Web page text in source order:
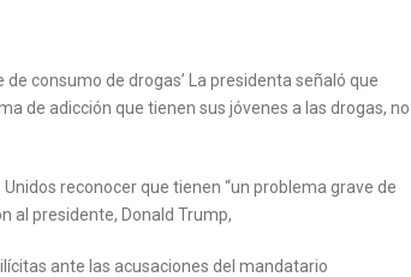
consumo de drogas’ La presidenta señaló que
de adicción que tienen sus jóvenes a las drogas, no
reconocer que tienen “un problema grave de
al presidente, Donald Trump,
ante las acusaciones del mandatario